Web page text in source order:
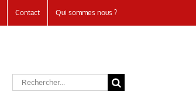
Contact Qui sommes nous ?
Rechercher: